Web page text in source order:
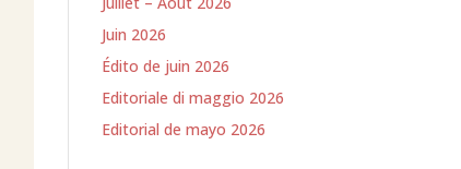
Juin 2026
Édito de juin 2026
Editoriale di maggio 2026
Editorial de mayo 2026